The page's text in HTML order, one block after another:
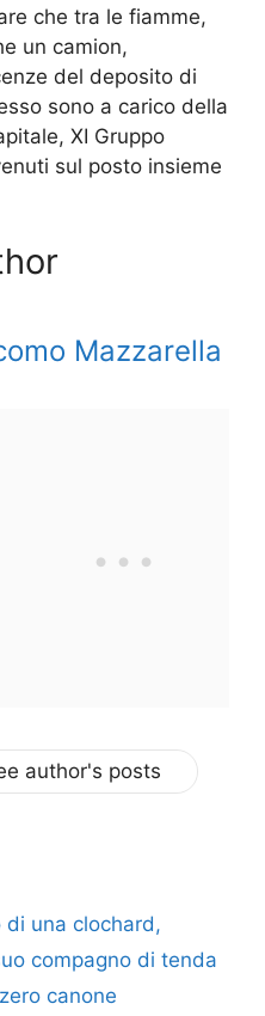
che tra le fiamme,
un camion,
del deposito di
sono a carico della
XI Gruppo
sul posto insieme
Mazzarella
author's posts
di una clochard,
compagno di tenda
canone